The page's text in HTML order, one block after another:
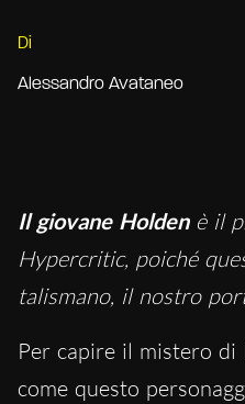
Di
Alessandro Avataneo
Il giovane Holdenè il
Hypercritic, poiché
talismano, il nostro
Per capire il mistero
come questo